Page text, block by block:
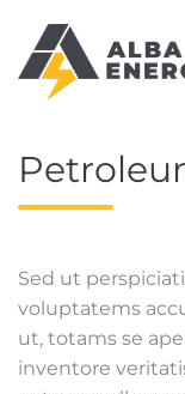
Sed ut
voluptatems
ut, totams se
inventore